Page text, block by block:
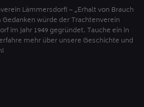
Lämmersdorf! – „Erhalt von Brauch
würde der Trachtenverein
im Jahr 1949 gegründet. Tauche ein in
mehr über unsere Geschichte und